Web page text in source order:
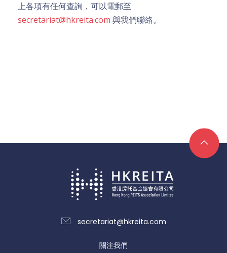
上各項有任何查詢，可以電郵至
secretariat@hkreita.com 與我們聯絡。
secretariat@hkreita.com
關注我們